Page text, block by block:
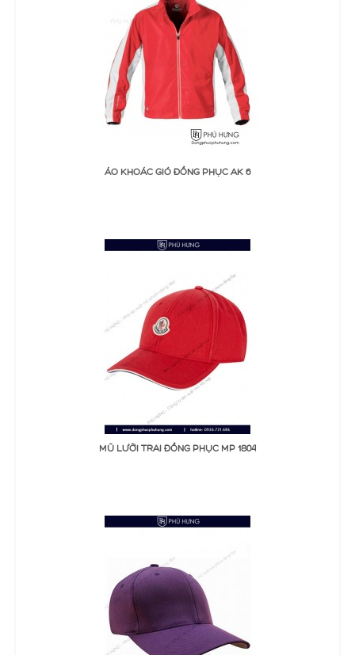
ÁO KHOÁC GIÓ ĐỒNG PHỤC AK 6
ĐẶT MUA
Thêm Yêu thích Thêm so sánh
MŨ LƯỠI TRAI ĐỒNG PHỤC MP 1804
ĐẶT MUA
Thêm so sánh